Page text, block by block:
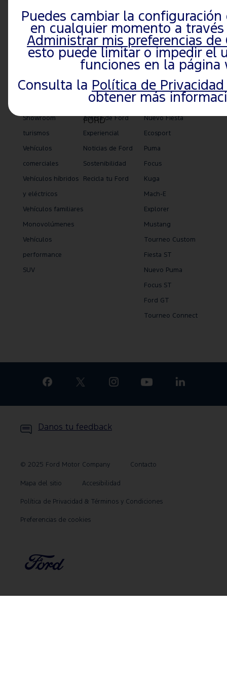
Información importante
Puedes cambiar la configuración
en cualquier momento a
Administrar mis preferencias de
esto puede limitar o impedir el
funciones en la página
Consulta la Política de Privacidad
obtener más
Showroom
turismos
Vehículos
comerciales
Vehículos híbridos
y eléctricos
Vehículos familiares
Monovolúmenes
Vehículos
performance
SUV
EXPERIENCIAL
FORD
Acerca de Ford
Experiencial
Noticias de Ford
Sostenibilidad
Recicla tu Ford
TURISMOS
Nuevo Fiesta
Ecosport
Puma
Focus
Kuga
Mach-E
Explorer
Mustang
Tourneo Custom
Fiesta ST
Nuevo Puma
Focus ST
Ford GT
Tourneo Connect
Danos tu feedback
© 2025 Ford Motor Company Contacto
Mapa del sitio Accesibilidad
Política de Privacidad & Términos y Condiciones
Preferencias de cookies